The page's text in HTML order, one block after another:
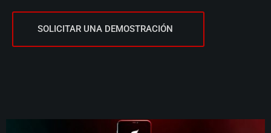
SOLICITAR UNA DEMOSTRACIÓN